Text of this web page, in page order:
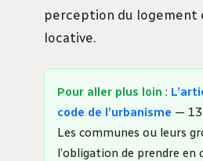
perception du logement
locative.
Pour aller plus loin :
code de l’urbanisme —
Les communes ou leurs
l’obligation de prendre en